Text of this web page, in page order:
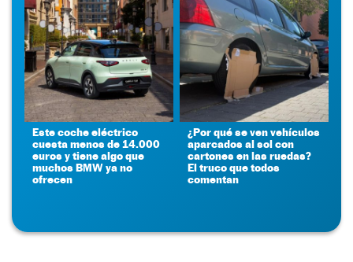
Este coche eléctrico
cuesta menos de 14.000
euros y tiene algo que
muchos BMW ya no
ofrecen
¿Por qué se ven vehículos
aparcados al sol con
cartones en las ruedas?
El truco que todos
comentan